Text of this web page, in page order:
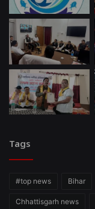
Tags
#top news Bihar
Chhattisgarh news